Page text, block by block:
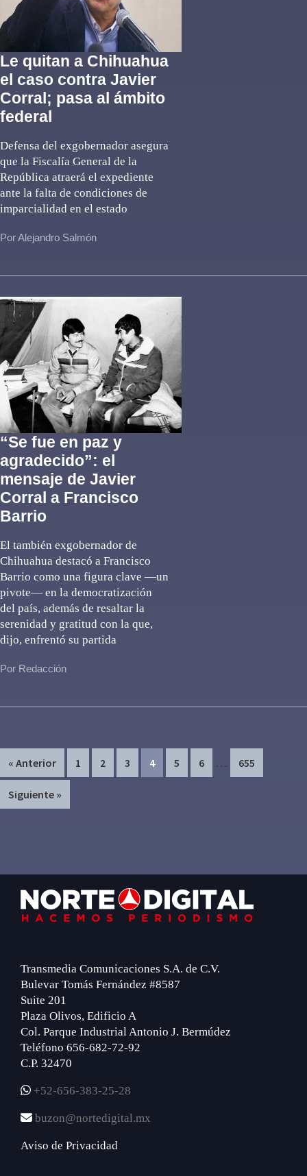
Le quitan a Chihuahua
el caso contra Javier
Corral; pasa al ámbito
federal
Defensa del exgobernador asegura
que la Fiscalía General de la
República atraerá el expediente
ante la falta de condiciones de
imparcialidad en el estado
Por Alejandro Salmón
“Se fue en paz y
agradecido”: el
mensaje de Javier
Corral a Francisco
Barrio
El también exgobernador de
Chihuahua destacó a Francisco
Barrio como una figura clave —un
pivote— en la democratización
del país, además de resaltar la
serenidad y gratitud con la que,
dijo, enfrentó su partida
Por Redacción
« Anterior Page
1 Page
2 Page
3 Page
4 Page
5 Page
6
Interim
pages
… Page
655
Siguiente »
Sidebar
Footer
Transmedia Comunicaciones S.A. de C.V.
Bulevar Tomás Fernández #8587
Suite 201
Plaza Olivos, Edificio A
Col. Parque Industrial Antonio J. Bermúdez
Teléfono 656-682-72-92
C.P. 32470
+52-656-383-25-28
buzon@nortedigital.mx
Aviso de Privacidad